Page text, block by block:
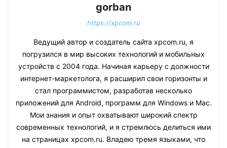
gorban
https://xpcom.ru
Ведущий автор и создатель сайта xpcom.ru, я
погрузился в мир высоких технологий и мобильных
устройств с 2004 года. Начиная карьеру с должности
интернет-маркетолога, я расширил свои горизонты и
стал программистом, разработав несколько
приложений для Android, программ для Windows и Mac.
Мои знания и опыт охватывают широкий спектр
современных технологий, и я стремлюсь делиться ими
на страницах xpcom.ru. Владею тремя языками, что